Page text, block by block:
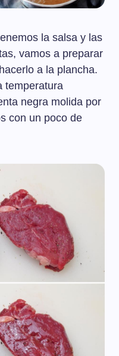
la salsa y las
vamos a preparar
a la plancha.
temperatura
negra molida por
con un poco de